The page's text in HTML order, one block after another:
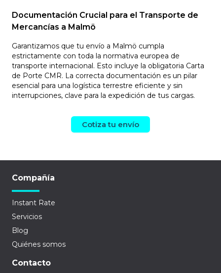
Documentación Crucial para el Transporte de
Mercancías a Malmö
Garantizamos que tu envío a Malmö cumpla
estrictamente con toda la normativa europea de
transporte internacional. Esto incluye la obligatoria Carta
de Porte CMR. La correcta documentación es un pilar
esencial para una logística terrestre eficiente y sin
interrupciones, clave para la expedición de tus cargas.
Cotiza tu envío
Compañía
Instant Rate
Servicios
Blog
Quiénes somos
Contacto